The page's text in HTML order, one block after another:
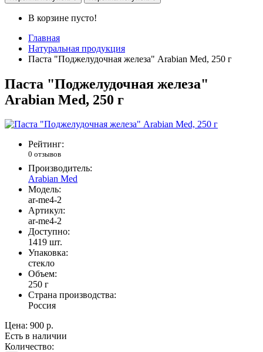
В корзине пусто!
Главная
Натуральная продукция
Паста "Поджелудочная железа" Arabian Med, 250 г
Паста "Поджелудочная железа"
Arabian Med, 250 г
Рейтинг:
0 отзывов
Производитель:
Arabian Med
Модель:
ar-me4-2
Артикул:
ar-me4-2
Доступно:
1419 шт.
Упаковка:
стекло
Объем:
250 г
Страна производства:
Россия
Цена: 900 р.
Есть в наличии
Количество: